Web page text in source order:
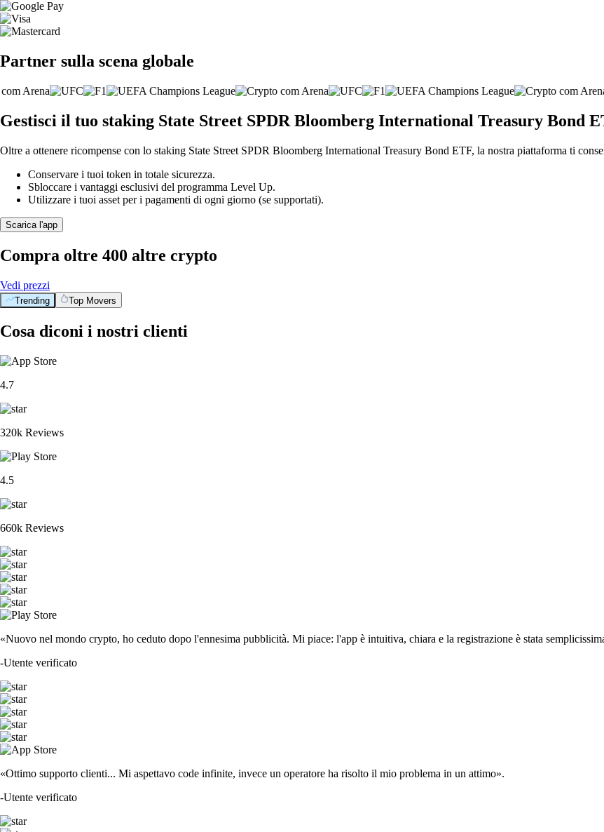
Partner sulla scena globale
Gestisci il tuo staking State Street SPDR Bloomberg International Treasury Bond
Oltre a ottenere ricompense con lo staking State Street SPDR Bloomberg International Treasury Bond ETF, la nostra piattaforma ti
Conservare i tuoi token in totale sicurezza.
Sbloccare i vantaggi esclusivi del programma Level Up.
Utilizzare i tuoi asset per i pagamenti di ogni giorno (se supportati).
Scarica l'app
Compra oltre 400 altre crypto
Vedi prezzi
Trending Top Movers
Cosa diconi i nostri clienti
4.7
320k Reviews
4.5
660k Reviews
«Nuovo nel mondo crypto, ho ceduto dopo l'ennesima pubblicità. Mi piace: l'app è intuitiva, chiara e la registrazione è stata
-Utente verificato
«Ottimo supporto clienti... Mi aspettavo code infinite, invece un operatore ha risolto il mio problema in un attimo».
-Utente verificato